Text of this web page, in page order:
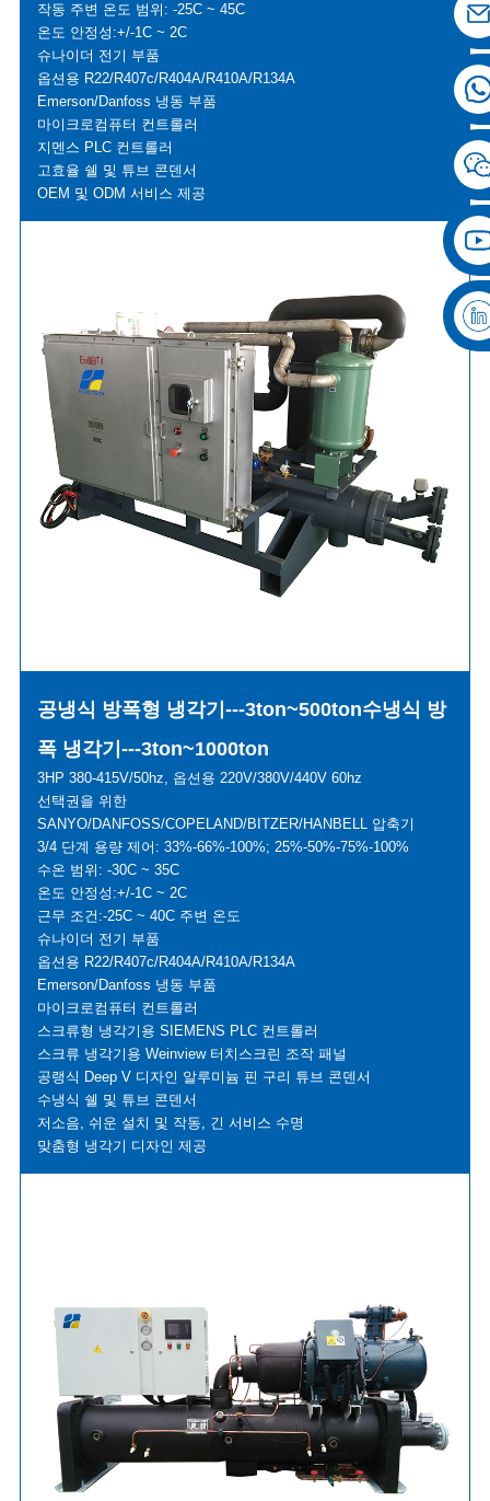
작동 주변 온도 범위: -25C ~ 45C
온도 안정성:+/-1C ~ 2C
슈나이더 전기 부품
옵션용 R22/R407c/R404A/R410A/R134A
Emerson/Danfoss 냉동 부품
마이크로컴퓨터 컨트롤러
지멘스 PLC 컨트롤러
고효율 쉘 및 튜브 콘덴서
OEM 및 ODM 서비스 제공
공냉식 방폭형 냉각기---3ton~500ton수냉식 방
폭 냉각기---3ton~1000ton
3HP 380-415V/50hz, 옵션용 220V/380V/440V 60hz
선택권을 위한
SANYO/DANFOSS/COPELAND/BITZER/HANBELL 압축기
3/4 단계 용량 제어: 33%-66%-100%; 25%-50%-75%-100%
수온 범위: -30C ~ 35C
온도 안정성:+/-1C ~ 2C
근무 조건:-25C ~ 40C 주변 온도
슈나이더 전기 부품
옵션용 R22/R407c/R404A/R410A/R134A
Emerson/Danfoss 냉동 부품
마이크로컴퓨터 컨트롤러
스크류형 냉각기용 SIEMENS PLC 컨트롤러
스크류 냉각기용 Weinview 터치스크린 조작 패널
공랭식 Deep V 디자인 알루미늄 핀 구리 튜브 콘덴서
수냉식 쉘 및 튜브 콘덴서
저소음, 쉬운 설치 및 작동, 긴 서비스 수명
맞춤형 냉각기 디자인 제공